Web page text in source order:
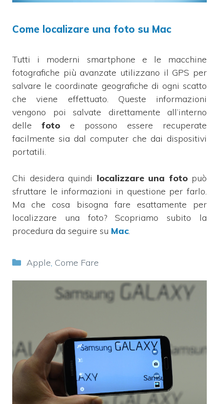
Come localizare una foto su Mac
Tutti i moderni smartphone e le macchine
fotografiche più avanzate utilizzano il GPS per
salvare le coordinate geografiche di ogni scatto
che viene effettuato. Queste informazioni
vengono poi salvate direttamente all’interno
delle foto e possono essere recuperate
facilmente sia dal computer che dai dispositivi
portatili.
Chi desidera quindi localizzare una fotopuò
sfruttare le informazioni in questione per farlo.
Ma che cosa bisogna fare esattamente per
localizzare una foto? Scopriamo subito la
procedura da seguire su Mac.
Categorie
Apple, Come Fare